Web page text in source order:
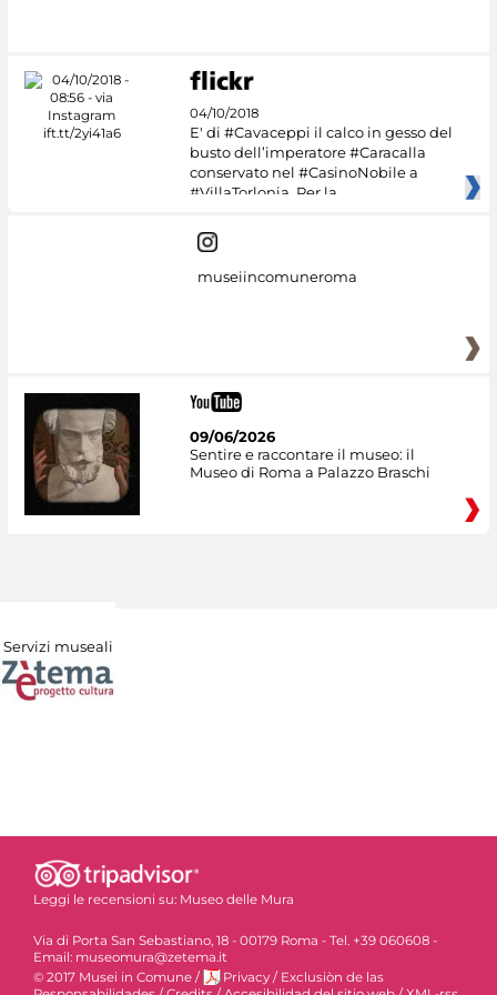
04/10/2018
E' di #Cavaceppi il calco in gesso del
busto dell’imperatore #Caracalla
conservato nel #CasinoNobile a
#VillaTorlonia. Per la
museiincomuneroma
09/06/2026
Sentire e raccontare il museo: il
Museo di Roma a Palazzo Braschi
Servizi museali
Leggi le recensioni su: Museo delle Mura
Via di Porta San Sebastiano, 18 - 00179 Roma - Tel. +39 060608 -
Email: museomura@zetema.it
© 2017 Musei in Comune / Privacy / Exclusiòn de las